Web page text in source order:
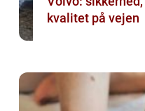
kvalitet på vejen